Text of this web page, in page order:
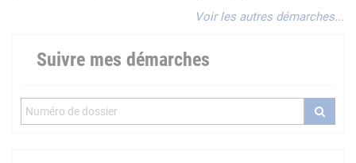
Voir les autres démarches...
Suivre mes démarches